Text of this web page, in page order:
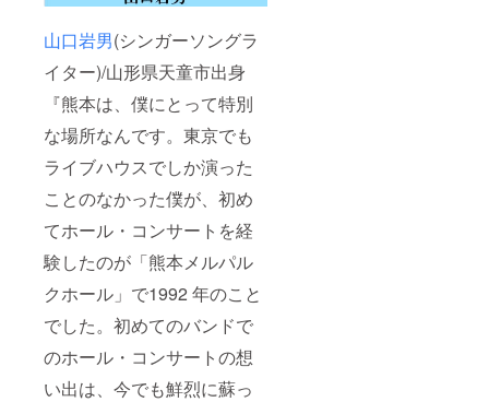
山口岩男(シンガーソングラ
イター)/山形県天童市出身
『熊本は、僕にとって特別
な場所なんです。東京でも
ライブハウスでしか演った
ことのなかった僕が、初め
てホール・コンサートを経
験したのが「熊本メルパル
クホール」で1992 年のこと
でした。初めてのバンドで
のホール・コンサートの想
い出は、今でも鮮烈に蘇っ